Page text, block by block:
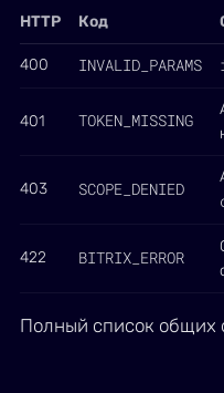
HTTP Код
400 INVALID_PARAMS
401 TOKEN_MISSING
403 SCOPE_DENIED
422 BITRIX_ERROR
Полный список общих